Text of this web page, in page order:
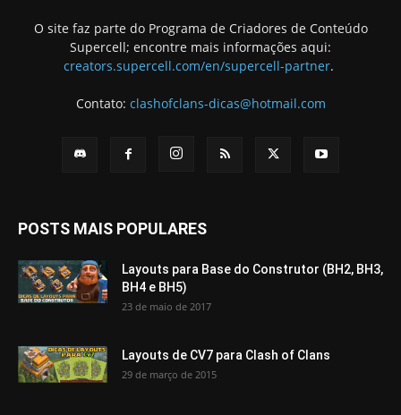
O site faz parte do Programa de Criadores de Conteúdo
Supercell; encontre mais informações aqui:
creators.supercell.com/en/supercell-partner.
Contato: clashofclans-dicas@hotmail.com
POSTS MAIS POPULARES
Layouts para Base do Construtor (BH2, BH3,
BH4 e BH5)
23 de maio de 2017
Layouts de CV7 para Clash of Clans
29 de março de 2015